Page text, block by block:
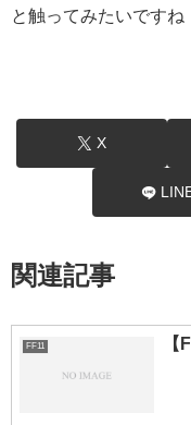
と触ってみたいですね
X
関連記事
FF11